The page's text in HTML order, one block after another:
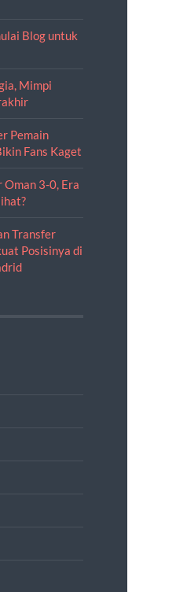
Blog untuk
Mimpi
Pemain
Fans Kaget
Oman 3-0, Era
Transfer
Posisinya di